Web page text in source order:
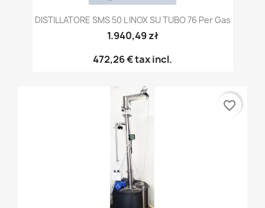
DISTILLATORE SMS 50 L INOX SU TUBO 76 Per Gas
1.940,49 zł
472,26 €tax incl.
favorite_border